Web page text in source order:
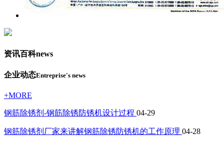
资讯百科news
企业动态Entreprise's news
+MORE
钢筋除锈剂-钢筋除锈防锈机设计过程 04-29
钢筋除锈剂厂家来讲解钢筋除锈防锈机的工作原理 04-28